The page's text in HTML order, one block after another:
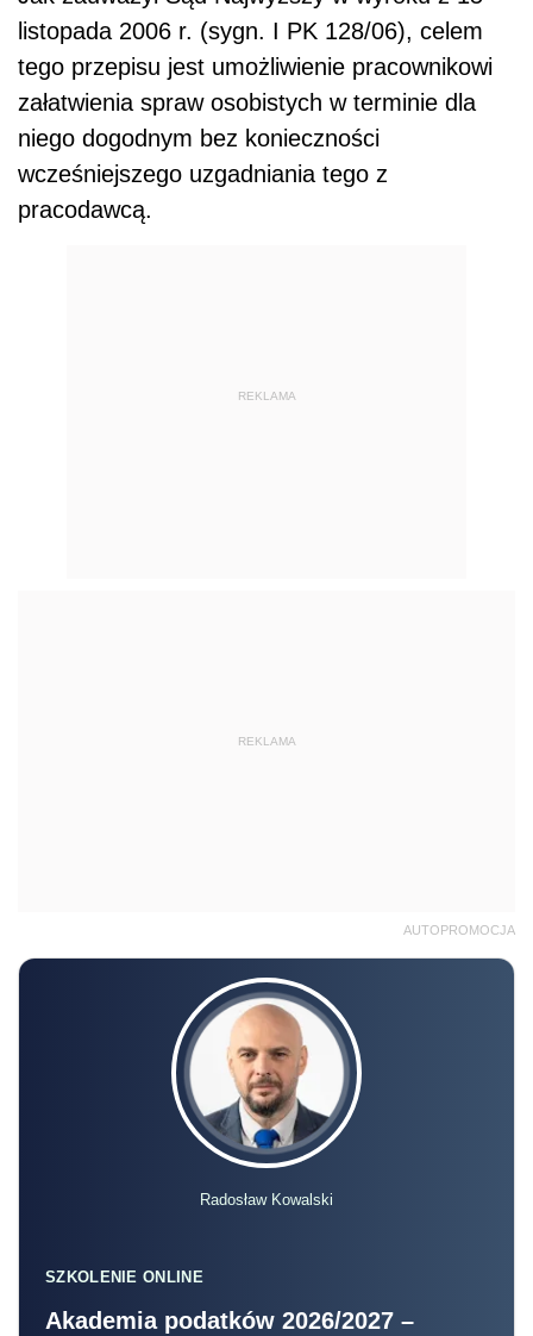
listopada 2006 r. (sygn. I PK 128/06), celem
tego przepisu jest umożliwienie pracownikowi
załatwienia spraw osobistych w terminie dla
niego dogodnym bez konieczności
wcześniejszego uzgadniania tego z
pracodawcą.
REKLAMA
REKLAMA
AUTOPROMOCJA
Radosław Kowalski
SZKOLENIE ONLINE
Akademia podatków 2026/2027 –